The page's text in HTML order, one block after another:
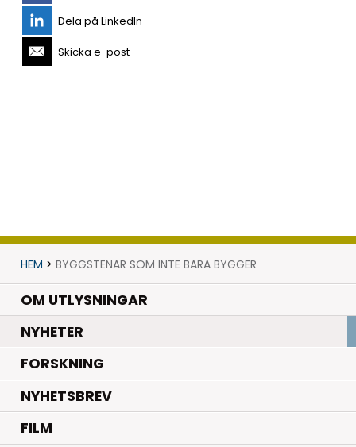
Dela på LinkedIn
Skicka e-post
HEM > BYGGSTENAR SOM INTE BARA BYGGER
OM UTLYSNINGAR
NYHETER.
FORSKNING.
NYHETSBREV
FILM